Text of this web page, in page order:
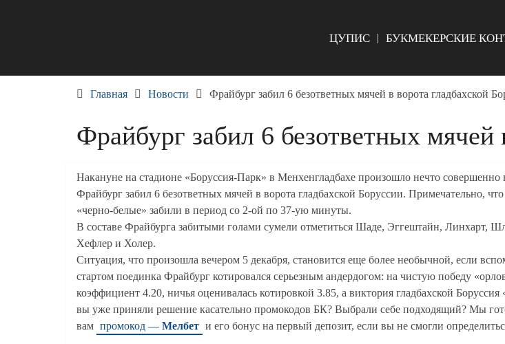
ЦУПИС БУКМЕКЕРСКИЕ
Главная Новости Фрайбург забил 6 безответных мячей в ворота гладбахской
Фрайбург забил 6 безответных мячей
Накануне на стадионе «Боруссия-Парк» в Менхенгладбахе произошло нечто
Фрайбург забил 6 безответных мячей в ворота гладбахской Боруссии. Примечательно,
«черно-белые» забили в период со 2-ой по 37-ую минуты.
В составе Фрайбурга забитыми голами сумели отметиться Шаде, Эггештайн, Линхарт,
Хефлер и Холер.
Ситуация, что произошла вечером 5 декабря, становится еще более необычной, если
стартом поединка Фрайбург котировался серьезным андердогом: на чистую победу
коэффициент 4.20, ничья оценивалась котировкой 3.85, а виктория гладбахской Боруссия
вы уже приняли решение касательно промокодов БК? Выбрали себе подходящий? Мы
вам промокод — Мелбет и его бонус на первый депозит, если вы не смогли